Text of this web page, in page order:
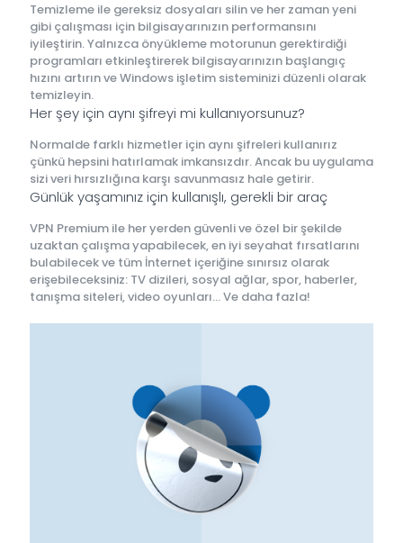
Temizleme ile gereksiz dosyaları silin ve her zaman yeni
gibi çalışması için bilgisayarınızın performansını
iyileştirin. Yalnızca önyükleme motorunun gerektirdiği
programları etkinleştirerek bilgisayarınızın başlangıç ​​
hızını artırın ve Windows işletim sisteminizi düzenli olarak
temizleyin.
Her şey için aynı şifreyi mi kullanıyorsunuz?
Normalde farklı hizmetler için aynı şifreleri kullanırız
çünkü hepsini hatırlamak imkansızdır. Ancak bu uygulama
sizi veri hırsızlığına karşı savunmasız hale getirir.
Günlük yaşamınız için kullanışlı, gerekli bir araç
VPN Premium ile her yerden güvenli ve özel bir şekilde
uzaktan çalışma yapabilecek, en iyi seyahat fırsatlarını
bulabilecek ve tüm İnternet içeriğine sınırsız olarak
erişebileceksiniz: TV dizileri, sosyal ağlar, spor, haberler,
tanışma siteleri, video oyunları... Ve daha fazla!